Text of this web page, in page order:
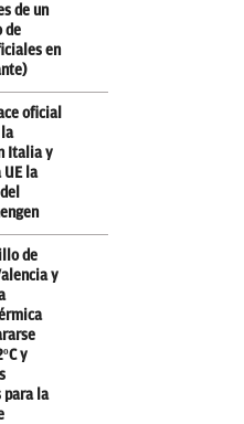
de un
de
en
oficial
Italia y
la
de
y
y
para la